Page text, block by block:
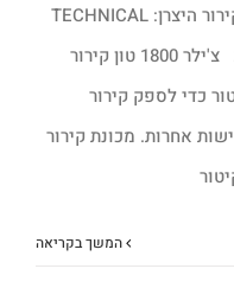
פרוייקט כוח וחום - צ'ילר 1800 טון קירור היצרן: TECHNICAL
AMERICA קבלן ביצוע: מנוליד חרות צ'ילר 1800 טון קירור
כדי לספק קירור
אחרות. מכונת קירור
המשך בקריאה